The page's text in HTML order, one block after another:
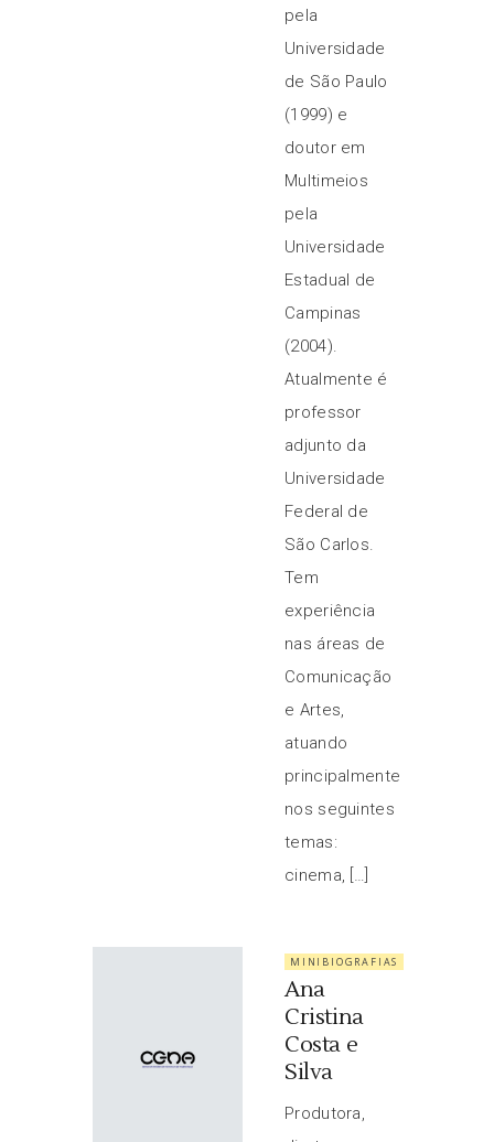
pela
Universidade
de São Paulo
(1999) e
doutor em
Multimeios
pela
Universidade
Estadual de
Campinas
(2004).
Atualmente é
professor
adjunto da
Universidade
Federal de
São Carlos.
Tem
experiência
nas áreas de
Comunicação
e Artes,
atuando
principalmente
nos seguintes
temas:
cinema, […]
MINIBIOGRAFIAS
Ana
Cristina
Costa e
Silva
Produtora,